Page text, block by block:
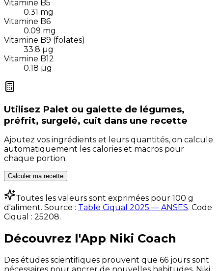
Vitamine B5
0.31 mg
Vitamine B6
0.09 mg
Vitamine B9 (folates)
33.8 µg
Vitamine B12
0.18 µg
Utilisez Palet ou galette de légumes,
préfrit, surgelé, cuit dans une recette
Ajoutez vos ingrédients et leurs quantités, on calcule
automatiquement les calories et macros pour
chaque portion.
Calculer ma recette
Toutes les valeurs sont exprimées pour 100 g
d'aliment. Source : Table Ciqual 2025 — ANSES. Code
Ciqual : 25208.
Découvrez l'App Niki Coach
Des études scientifiques prouvent que 66 jours sont